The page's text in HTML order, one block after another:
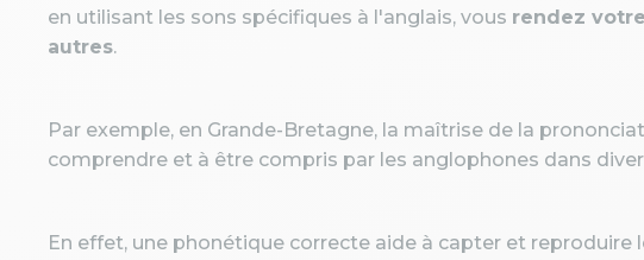
en utilisant les sons spécifiques à l'anglais, vous rendez
autres.
Par exemple, en Grande-Bretagne, la maîtrise de la
comprendre et à être compris par les anglophones dans
En effet, une phonétique correcte aide à capter et reproduire